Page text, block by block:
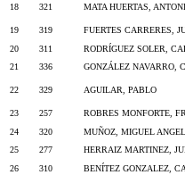
18 321 MATA HUERTAS,
19 319 FUERTES CARRERES,
20
311 RODRÍGUEZ SOLER,
21
336 GONZÁLEZ NAVARRO,
22 329 AGUILAR, PABLO
23 257 ROBRES MONFORTE,
24
320 MUÑOZ, MIGUEL ANGEL
25
277 HERRAIZ MARTINEZ,
26
310 BENÍTEZ GONZALEZ,